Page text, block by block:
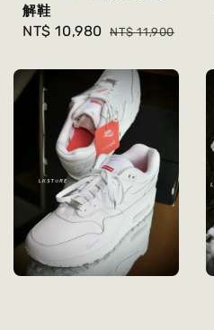
解鞋
Sale
NT$ 10,980 Regular
NT$ 11,900